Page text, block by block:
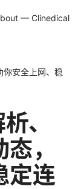
— Clinedical
安全上网、稳
、
，
定连